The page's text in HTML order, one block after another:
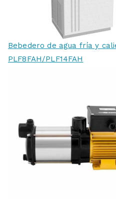
Bebedero de agua fría y
PLF8FAH/PLF14FAH